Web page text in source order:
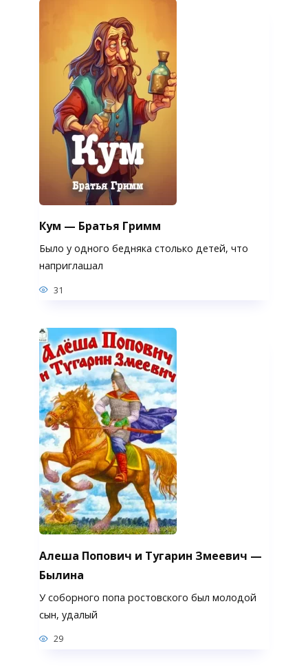
Кум — Братья Гримм
Было у одного бедняка столько детей, что
наприглашал
31
Алеша Попович и Тугарин Змеевич —
Былина
У соборного попа ростовского был молодой
сын, удалый
29